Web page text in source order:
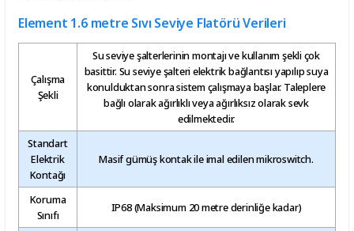
Element 1.6 metre Sıvı Seviye Flatörü Verileri
Çalışma
Şekli
Su seviye şalterlerinin montajı ve kullanım şekli çok
basittir. Su seviye şalteri elektrik bağlantısı yapılıp suya
konulduktan sonra sistem çalışmaya başlar. Taleplere
bağlı olarak ağırlıklı veya ağırlıksız olarak sevk
edilmektedir.
Standart
Elektrik
Kontağı
Masif gümüş kontak ile imal edilen mikroswitch.
Koruma
Sınıfı
IP68 (Maksimum 20 metre derinliğe kadar)